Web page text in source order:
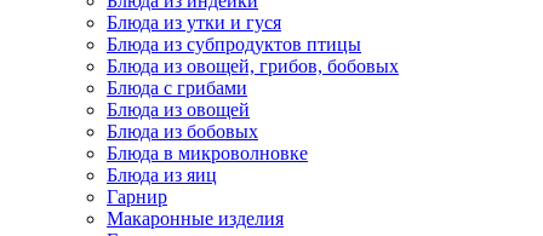
Блюда из утки и гуся
Блюда из субпродуктов птицы
Блюда из овощей, грибов, бобовых
Блюда с грибами
Блюда из овощей
Блюда из бобовых
Блюда в микроволновке
Блюда из яиц
Гарнир
Макаронные изделия